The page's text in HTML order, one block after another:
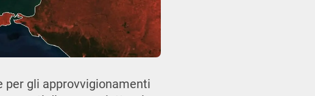
per gli approvvigionamenti